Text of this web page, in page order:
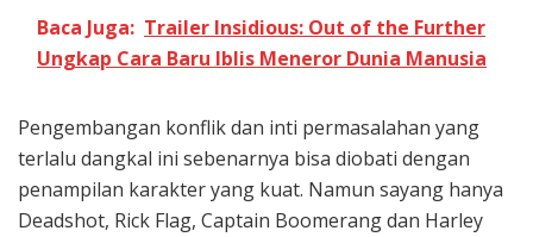
Baca Juga: Trailer Insidious: Out of the Further
Ungkap Cara Baru Iblis Meneror Dunia Manusia
Pengembangan konflik dan inti permasalahan yang
terlalu dangkal ini sebenarnya bisa diobati dengan
penampilan karakter yang kuat. Namun sayang hanya
Deadshot, Rick Flag, Captain Boomerang dan Harley